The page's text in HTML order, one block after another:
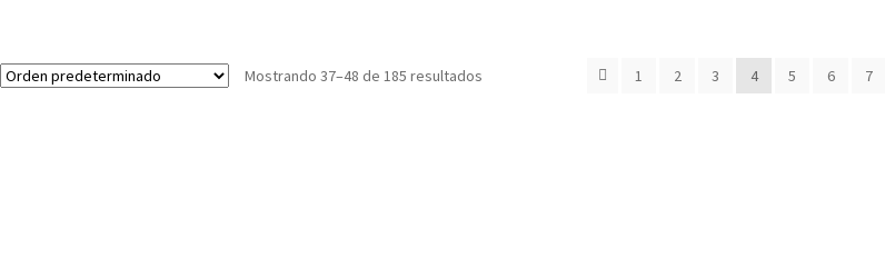
Mostrando 37–48 de 185 resultados 1 2 3 4 5 6 7